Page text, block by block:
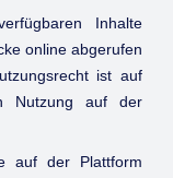
Inhalte
online abgerufen
ist auf
Nutzung auf der
auf der Plattform